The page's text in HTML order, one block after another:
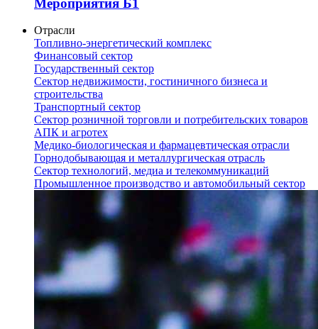
Мероприятия Б1
Отрасли
Топливно-энергетический комплекс
Финансовый сектор
Государственный сектор
Сектор недвижимости, гостиничного бизнеса и
строительства
Транспортный сектор
Сектор розничной торговли и потребительских товаров
АПК и агротех
Медико-биологическая и фармацевтическая отрасли
Горнодобывающая и металлургическая отрасль
Сектор технологий, медиа и телекоммуникаций
Промышленное производство и автомобильный сектор